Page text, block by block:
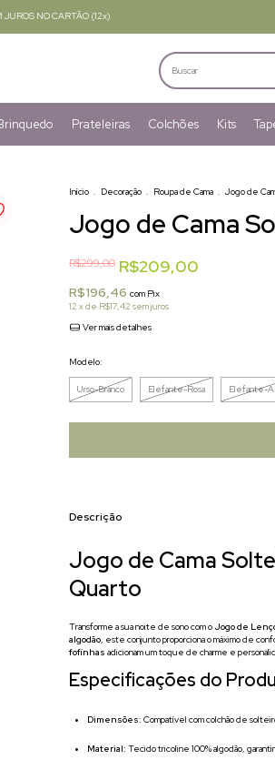
JUROS NO CARTÃO (12x)
Prateleiras Colchões Kits
Início . Decoração . Roupa de Cama . Jogo de
Jogo de Cama
R$299,00 R$209,00
R$196,46 com Pix
12 x de R$17,42 sem juros
Ver mais detalhes
Modelo:
Urso-Branco Elefante-Rosa Elefante-
Descrição
Jogo de Cama
Quarto
Transforme a sua noite de sono com oJogo de
algodão, este conjunto proporciona o máximo de
fofinhas adicionam um toque de charme e
Especificações do
Dimensões: Compatível com colchão de
Material: Tecido tricoline 100% algodão,